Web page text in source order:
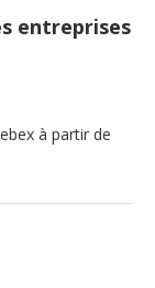
entreprises
à partir de